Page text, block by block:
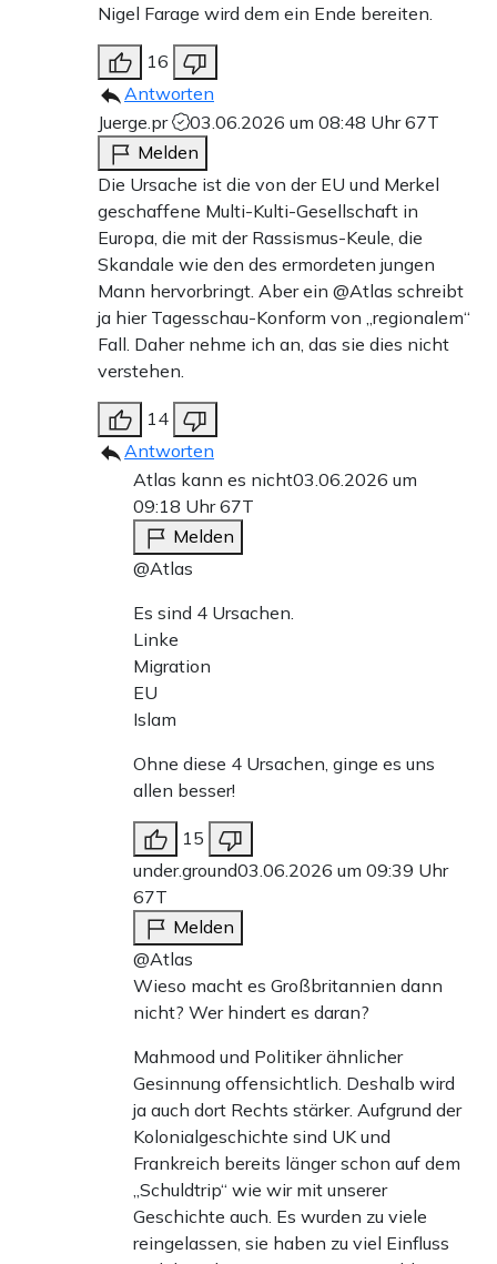
Nigel Farage wird dem ein Ende bereiten.
16
Antworten
Juerge.pr
03.06.2026 um 08:48 Uhr67T
Melden
Die Ursache ist die von der EU und Merkel
geschaffene Multi-Kulti-Gesellschaft in
Europa, die mit der Rassismus-Keule, die
Skandale wie den des ermordeten jungen
Mann hervorbringt. Aber ein @Atlas schreibt
ja hier Tagesschau-Konform von „regionalem“
Fall. Daher nehme ich an, das sie dies nicht
verstehen.
14
Antworten
Atlas kann es nicht03.06.2026 um
09:18 Uhr67T
Melden
@Atlas
Es sind 4 Ursachen.
Linke
Migration
EU
Islam
Ohne diese 4 Ursachen, ginge es uns
allen besser!
15
under.ground03.06.2026 um 09:39 Uhr
67T
Melden
@Atlas
Wieso macht es Großbritannien dann
nicht? Wer hindert es daran?
Mahmood und Politiker ähnlicher
Gesinnung offensichtlich. Deshalb wird
ja auch dort Rechts stärker. Aufgrund der
Kolonialgeschichte sind UK und
Frankreich bereits länger schon auf dem
„Schuldtrip“ wie wir mit unserer
Geschichte auch. Es wurden zu viele
reingelassen, sie haben zu viel Einfluss